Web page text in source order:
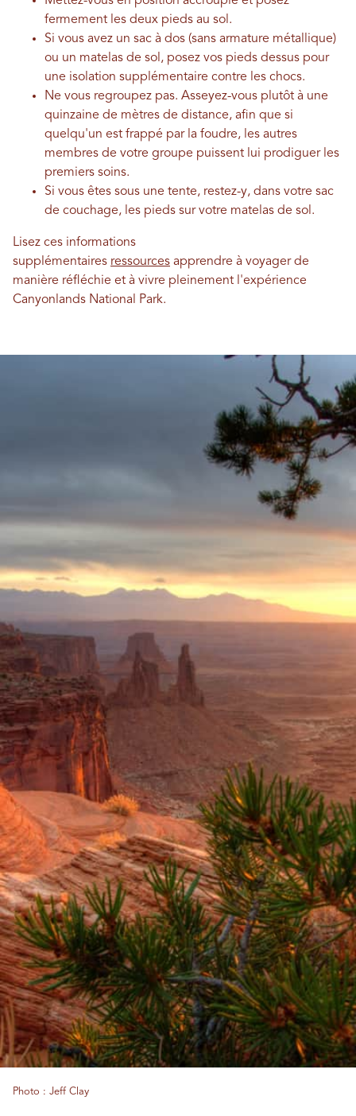
fermement les deux pieds au sol.
Si vous avez un sac à dos (sans armature métallique)
ou un matelas de sol, posez vos pieds dessus pour
une isolation supplémentaire contre les chocs.
Ne vous regroupez pas. Asseyez-vous plutôt à une
quinzaine de mètres de distance, afin que si
quelqu'un est frappé par la foudre, les autres
membres de votre groupe puissent lui prodiguer les
premiers soins.
Si vous êtes sous une tente, restez-y, dans votre sac
de couchage, les pieds sur votre matelas de sol.
Lisez ces informations
supplémentaires ressources apprendre à voyager de
manière réfléchie et à vivre pleinement l'expérience
Canyonlands National Park.
Photo : Jeff Clay